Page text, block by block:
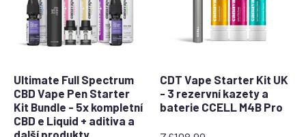
Ultimate Full Spectrum
CBD Vape Pen Starter
Kit Bundle - 5x kompletní
CBD e Liquid + aditiva a
CDT Vape Starter Kit UK
- 3 rezervní kazety a
baterie CCELL M4B Pro